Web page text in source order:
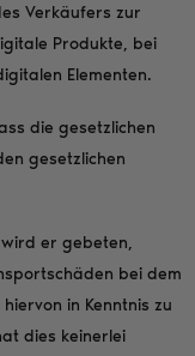
Verkäufers zur
Produkte, bei
Elementen.
die gesetzlichen
gesetzlichen
er gebeten,
bei dem
in Kenntnis zu
dies keinerlei